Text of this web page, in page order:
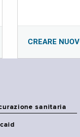
CREARE
sanitaria